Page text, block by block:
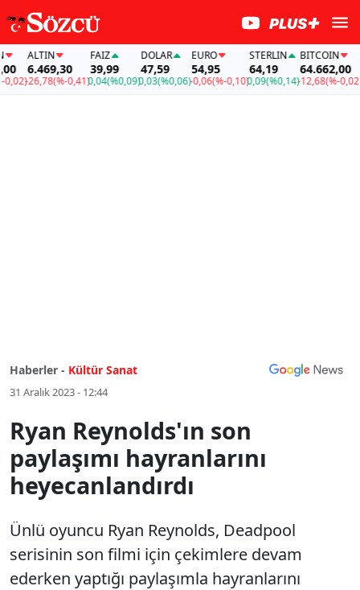
ALTIN
6.469,30
-26,78(%-0,41)
39,99
0,04(%0,09)
DOLAR
47,59
0,03(%0,06)
EURO
54,95
-0,06(%-0,10)
STERLIN
64,19
0,09(%0,14)
BITCOIN
64.662,00
-12,68(%-0,02)-
Haberler - Kültür Sanat
31 Aralık 2023 - 12:44
Ryan Reynolds'ın son
paylaşımı hayranlarını
heyecanlandırdı
Ünlü oyuncu Ryan Reynolds, Deadpool
serisinin son filmi için çekimlere devam
ederken yaptığı paylaşımla hayranlarını